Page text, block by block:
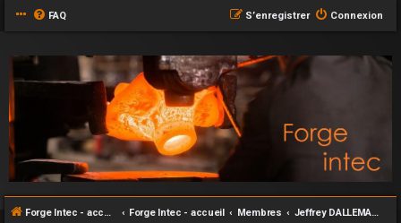
FAQ Connexion
S’enregistrer
Forge Intec - accueil Forge Intec - accueil Membres Jeffrey DALLEMAGNE